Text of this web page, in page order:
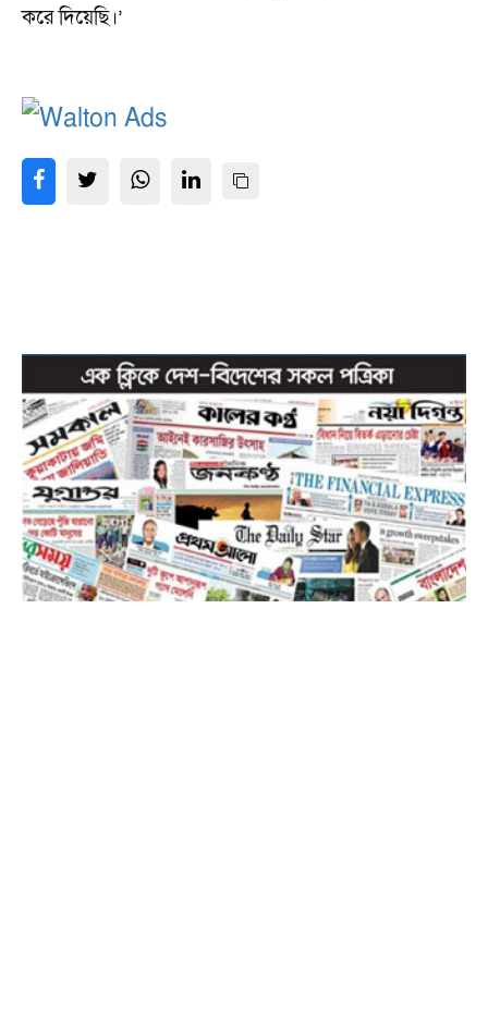
করে দিয়েছি।’